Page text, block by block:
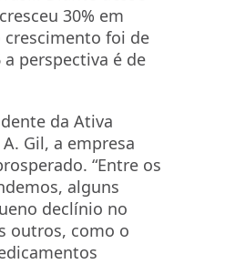
30% em
crescimento foi de
a perspectiva é de
da Ativa
Gil, a empresa
“Entre os
alguns
declínio no
outros, como o